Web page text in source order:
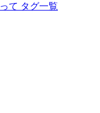
て タグ一覧